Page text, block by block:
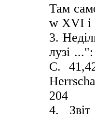
Там
w XVI i
3.
лузі
С.
204
4. Звіт